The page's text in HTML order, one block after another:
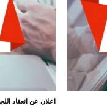
اعلان عن انعقاد